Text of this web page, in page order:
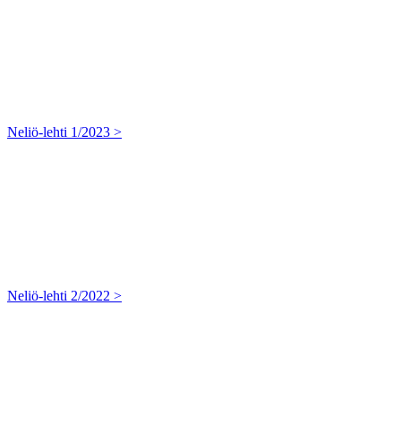
Neliö-lehti 1/2023 >
Neliö-lehti 2/2022 >